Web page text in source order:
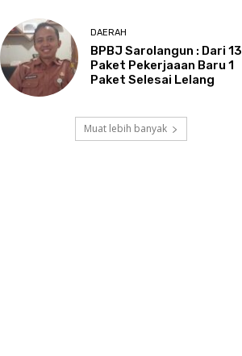
DAERAH
BPBJ Sarolangun : Dari 13
Paket Pekerjaaan Baru 1
Paket Selesai Lelang
Muat lebih banyak